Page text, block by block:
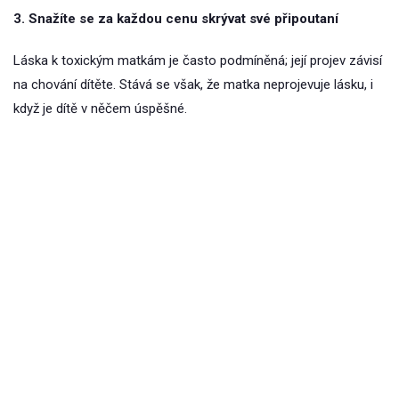
3. Snažíte se za každou cenu skrývat své připoutaní
Láska k toxickým matkám je často podmíněná; její projev závisí
na chování dítěte. Stává se však, že matka neprojevuje lásku, i
když je dítě v něčem úspěšné.